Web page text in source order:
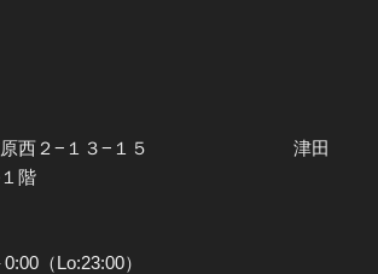
前原西２−１３−１５ 津田
階
（Lo:23:00）